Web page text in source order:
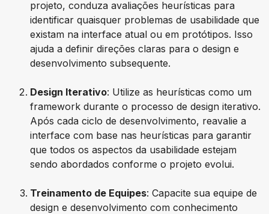
projeto, conduza avaliações heurísticas para
identificar quaisquer problemas de usabilidade que
existam na interface atual ou em protótipos. Isso
ajuda a definir direções claras para o design e
desenvolvimento subsequente.
Design Iterativo: Utilize as heurísticas como um
framework durante o processo de design iterativo.
Após cada ciclo de desenvolvimento, reavalie a
interface com base nas heurísticas para garantir
que todos os aspectos da usabilidade estejam
sendo abordados conforme o projeto evolui.
Treinamento de Equipes: Capacite sua equipe de
design e desenvolvimento com conhecimento